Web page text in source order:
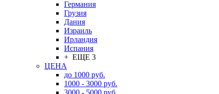
Германия
Грузия
Дания
Израиль
Ирландия
Испания
+ ЕЩЕ 3
ЦЕНА
до 1000 руб.
1000 - 3000 руб.
3000 - 5000 руб.